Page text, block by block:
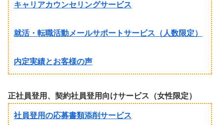
キャリアカウンセリングサービス
就活・転職活動メールサポートサービス（人数限定）
内定実績とお客様の声
正社員登用、契約社員登用向けサービス（女性限定）
社員登用の応募書類添削サービス